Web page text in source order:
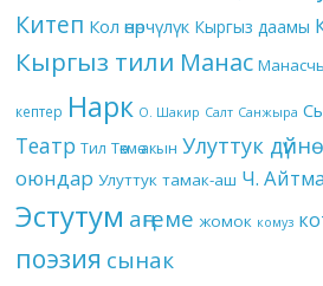
Китеп Кол өнөрчүлүк Кыргыз даамы
Кыргыз тили Манас
кептер Нарк О. Шакир Салт Санжыра
Театр Тил Төкмө акын Улуттук
оюндар Улуттук тамак-аш Ч.
Эстутум аңгеме жомок комуз
поэзия сынак